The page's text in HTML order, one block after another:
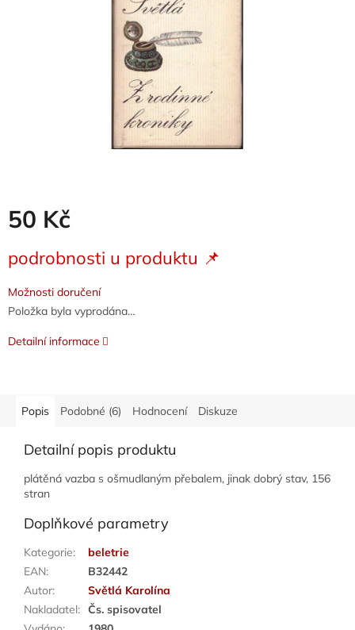
50 Kč
cena:
podrobnosti u produktu 📌
Možnosti doručení
Položka byla vyprodána…
Detailní informace
Popis Podobné (6) Hodnocení Diskuze
Detailní popis produktu
plátěná vazba s ošmudlaným přebalem, jinak dobrý stav, 156
stran
Doplňkové parametry
Kategorie:
beletrie
EAN:
B32442
Autor:
Světlá Karolína
Nakladatel: Čs. spisovatel